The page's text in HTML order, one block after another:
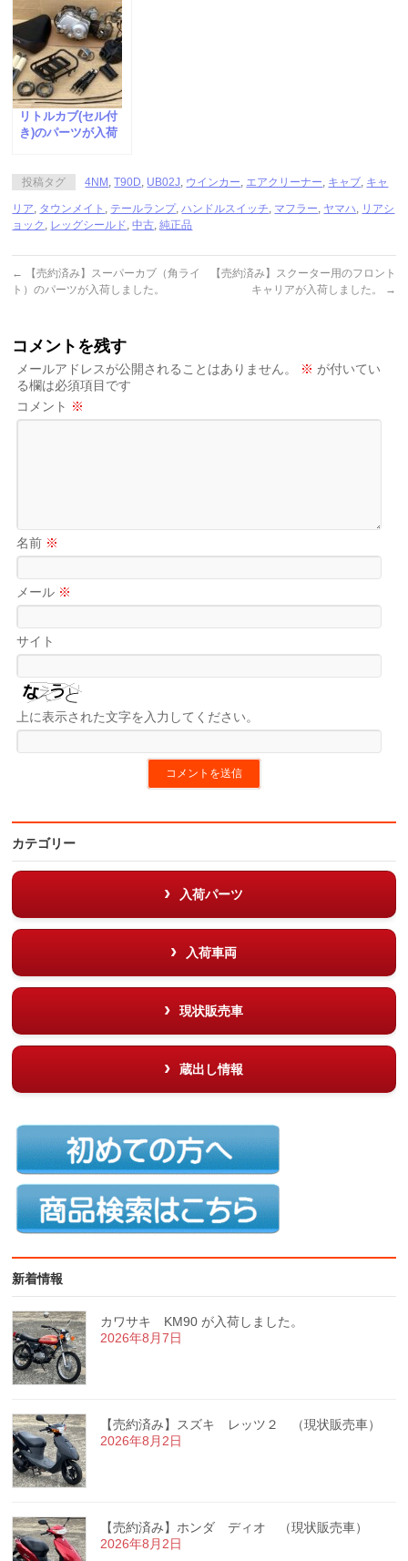
リトルカブ(セル付
き)のパーツが入荷
投稿タグ 4NM ,T90D, UB02J, ウインカー, エアクリーナー, キャブ, キャ
リア, タウンメイト , テールランプ,ハンドルスイッチ, マフラー, ヤマハ, リアシ
ョック , レッグシールド,中古,純正品
←
【売約済み】スーパーカブ（角ライ
ト）のパーツが入荷しました。
【売約済み】スクーター用のフロント
キャリアが入荷しました。
→
コメントを残す
メールアドレスが公開されることはありません。 ※ が付いてい
る欄は必須項目です
コメント ※
名前 ※
メール ※
サイト
上に表示された文字を入力してください。
カテゴリー
入荷パーツ
入荷車両
現状販売車
蔵出し情報
新着情報
カワサキ KM90 が入荷しました。
2026年8月7日
【売約済み】スズキ レッツ２ （現状販売車）
2026年8月2日
【売約済み】ホンダ ディオ （現状販売車）
2026年8月2日